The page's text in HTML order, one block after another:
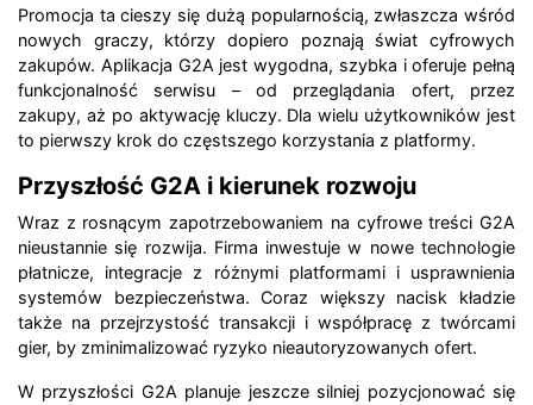
Promocja ta cieszy się dużą popularnością, zwłaszcza wśród
nowych graczy, którzy dopiero poznają świat cyfrowych
zakupów. Aplikacja G2A jest wygodna, szybka i oferuje pełną
funkcjonalność serwisu – od przeglądania ofert, przez
zakupy, aż po aktywację kluczy. Dla wielu użytkowników jest
to pierwszy krok do częstszego korzystania z platformy.
Przyszłość G2A i kierunek rozwoju
Wraz z rosnącym zapotrzebowaniem na cyfrowe treści G2A
nieustannie się rozwija. Firma inwestuje w nowe technologie
płatnicze, integracje z różnymi platformami i usprawnienia
systemów bezpieczeństwa. Coraz większy nacisk kładzie
także na przejrzystość transakcji i współpracę z twórcami
gier, by zminimalizować ryzyko nieautoryzowanych ofert.
W przyszłości G2A planuje jeszcze silniej pozycjonować się